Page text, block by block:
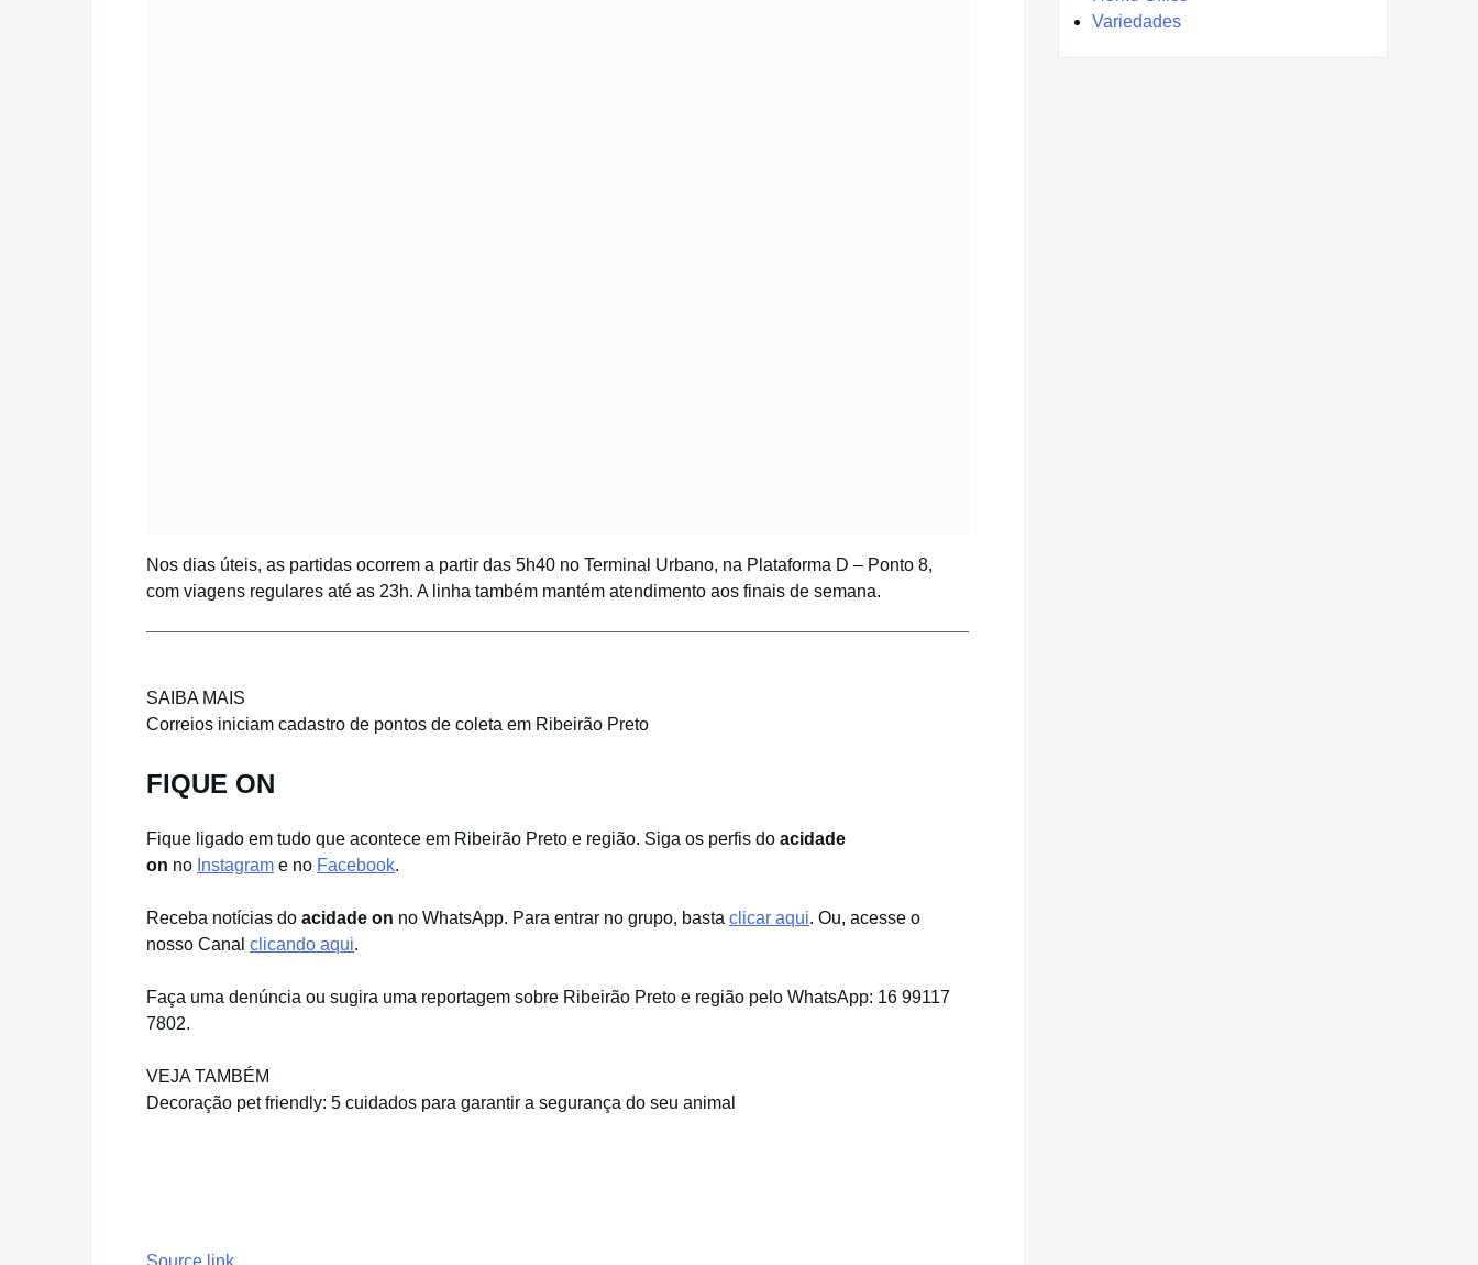
Nos dias úteis, as partidas ocorrem a partir das 5h40 no Terminal Urbano, na Plataforma D – Ponto 8,
com viagens regulares até as 23h. A linha também mantém atendimento aos finais de semana.
SAIBA MAIS
Correios iniciam cadastro de pontos de coleta em Ribeirão Preto
FIQUE ON
Fique ligado em tudo que acontece em Ribeirão Preto e região. Siga os perfis do acidade
on no Instagram e no Facebook.
Receba notícias do acidade on no WhatsApp. Para entrar no grupo, basta clicar aqui. Ou, acesse o
nosso Canal clicando aqui.
Faça uma denúncia ou sugira uma reportagem sobre Ribeirão Preto e região pelo WhatsApp: 16 99117
7802.
VEJA TAMBÉM
Decoração pet friendly: 5 cuidados para garantir a segurança do seu animal
Source link
Variedades